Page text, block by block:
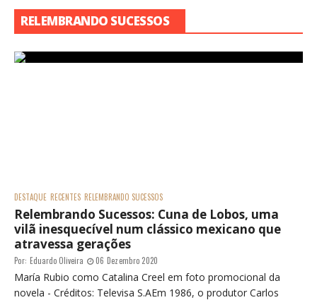
RELEMBRANDO SUCESSOS
DESTAQUE RECENTES RELEMBRANDO SUCESSOS
Relembrando Sucessos: Cuna de Lobos, uma
vilã inesquecível num clássico mexicano que
atravessa gerações
Por: Eduardo Oliveira 06 Dezembro 2020
María Rubio como Catalina Creel em foto promocional da
novela - Créditos: Televisa S.AEm 1986, o produtor Carlos